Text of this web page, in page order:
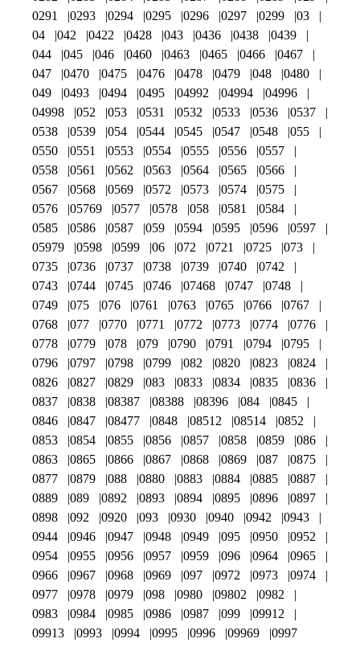
0291
0293 0294 0295 0296 0297 0299
03
04
042 0422 0428 043 0436 0438
0439
044
045 046 0460 0463 0465 0466
0467
047
0470 0475 0476 0478 0479 048
0480
049
0493 0494 0495 04992 04994
04996
04998
052 053 0531 0532 0533 0536
0537
0538
0539 054 0544 0545 0547 0548
055
0550
0551 0553 0554 0555 0556
0557
0558
0561 0562 0563 0564 0565
0566
0567
0568 0569 0572 0573 0574
0575
0576
05769 0577 0578 058 0581
0584
0585
0586 0587 059 0594 0595 0596
0597
05979
0598 0599 06 072 0721 0725
073
0735
0736 0737 0738 0739 0740
0742
0743
0744 0745 0746 07468 0747
0748
0749
075 076 0761 0763 0765 0766
0767
0768
077 0770 0771 0772 0773 0774
0776
0778
0779 078 079 0790 0791 0794
0795
0796
0797 0798 0799 082 0820 0823
0824
0826
0827 0829 083 0833 0834 0835
0836
0837
0838 08387 08388 08396 084
0845
0846
0847 08477 0848 08512 08514
0852
0853
0854 0855 0856 0857 0858 0859
086
0863
0865 0866 0867 0868 0869 087
0875
0877
0879 088 0880 0883 0884 0885
0887
0889
089 0892 0893 0894 0895 0896
0897
0898
092 0920 093 0930 0940 0942
0943
0944
0946 0947 0948 0949 095 0950
0952
0954
0955 0956 0957 0959 096 0964
0965
0966
0967 0968 0969 097 0972 0973
0974
0977
0978 0979 098 0980 09802
0982
0983
0984 0985 0986 0987 099
09912
09913
0993 0994 0995 0996 09969 0997